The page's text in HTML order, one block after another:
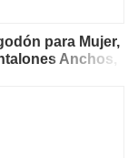
para Mujer,
Anchos,